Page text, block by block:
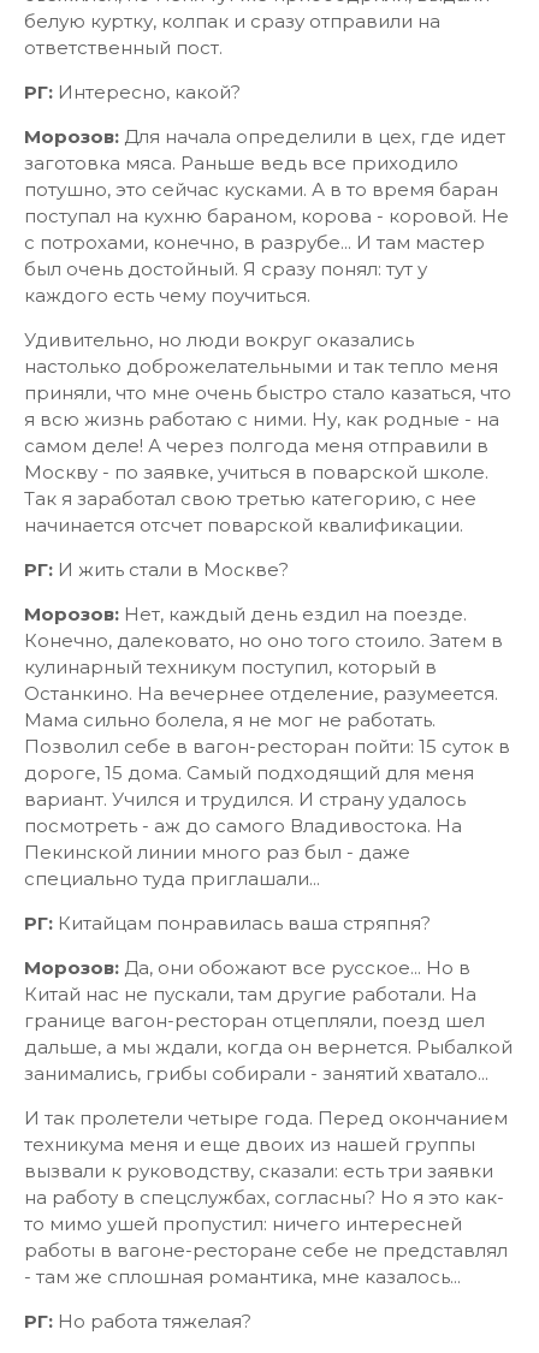
белую куртку, колпак и сразу отправили на
ответственный пост.
РГ: Интересно, какой?
Морозов: Для начала определили в цех, где идет
заготовка мяса. Раньше ведь все приходило
потушно, это сейчас кусками. А в то время баран
поступал на кухню бараном, корова - коровой. Не
с потрохами, конечно, в разрубе... И там мастер
был очень достойный. Я сразу понял: тут у
каждого есть чему поучиться.
Удивительно, но люди вокруг оказались
настолько доброжелательными и так тепло меня
приняли, что мне очень быстро стало казаться, что
я всю жизнь работаю с ними. Ну, как родные - на
самом деле! А через полгода меня отправили в
Москву - по заявке, учиться в поварской школе.
Так я заработал свою третью категорию, с нее
начинается отсчет поварской квалификации.
РГ: И жить стали в Москве?
Морозов: Нет, каждый день ездил на поезде.
Конечно, далековато, но оно того стоило. Затем в
кулинарный техникум поступил, который в
Останкино. На вечернее отделение, разумеется.
Мама сильно болела, я не мог не работать.
Позволил себе в вагон-ресторан пойти: 15 суток в
дороге, 15 дома. Самый подходящий для меня
вариант. Учился и трудился. И страну удалось
посмотреть - аж до самого Владивостока. На
Пекинской линии много раз был - даже
специально туда приглашали...
РГ: Китайцам понравилась ваша стряпня?
Морозов: Да, они обожают все русское... Но в
Китай нас не пускали, там другие работали. На
границе вагон-ресторан отцепляли, поезд шел
дальше, а мы ждали, когда он вернется. Рыбалкой
занимались, грибы собирали - занятий хватало...
И так пролетели четыре года. Перед окончанием
техникума меня и еще двоих из нашей группы
вызвали к руководству, сказали: есть три заявки
на работу в спецслужбах, согласны? Но я это как-
то мимо ушей пропустил: ничего интересней
работы в вагоне-ресторане себе не представлял
- там же сплошная романтика, мне казалось...
РГ: Но работа тяжелая?